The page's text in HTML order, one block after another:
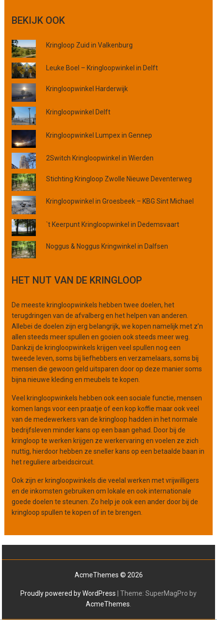
k
p
p
l
a
t
s
,
p
r
o
v
i
n
c
i
o
f
o
r
a
i
s
a
t
i
e
BEKIJK OOK
Kringloop Zuid in Valkenburg
Leuke Boel – Kringloopwinkel in Delft
Kringloopwinkel Harderwijk
Kringloopwinkel Delft
Kringloopwinkel Lumpex in Gennep
2Switch Kringloopwinkel in Wierden
Stichting Kringloop Zwolle Nieuwe Deventerweg
Kringloopwinkel in Groesbeek – KBG Sint Michael
`t Keerpunt Kringloopwinkel in Dedemsvaart
Noggus & Noggus Kringwinkel in Dalfsen
HET NUT VAN DE KRINGLOOP
De meeste kringloopwinkels hebben twee doelen, het
terugdringen van de afvalberg en het helpen van anderen.
Allebei de doelen zijn erg belangrijk, we kopen namelijk met z’n
allen steeds meer spullen en gooien ook steeds meer weg.
Dankzij de kringloopwinkels krijgen veel spullen nog een
tweede leven, soms bij liefhebbers en verzamelaars, soms bij
mensen die gewoon geld uitsparen door op deze manier soms
bijna nieuwe kleding en meubels te kopen.
Veel kringloopwinkels hebben ook een sociale functie, mensen
komen langs voor een praatje of een kop koffie maar ook veel
van de medewerkers van de kringloop hadden in het normale
bedrijfsleven minder kans op een baan gehad. Door bij de
kringloop te werken krijgen ze werkervaring en voelen ze zich
nuttig, hierdoor hebben ze sneller kans op een betaalde baan in
het reguliere arbeidscircuit.
Ook zijn er kringloopwinkels die veelal werken met vrijwilligers
en de inkomsten gebruiken om lokale en ook internationale
goede doelen te steunen. Zo help je ook een ander door bij de
kringloop spullen te kopen of in te brengen.
AcmeThemes © 2026
Proudly powered by WordPress
Theme: SuperMagPro by
AcmeThemes.